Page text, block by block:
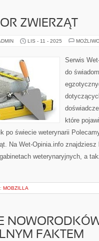
ZWIERZĄT
LIS - 11 - 2025
Serwis
do
które
po świecie weterynarii
Na Wet-Opinia.info
weterynaryjnych, a
MOBZILLA
FAKTEM